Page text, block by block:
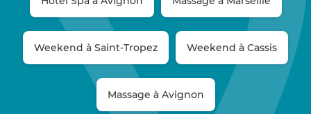
Weekend à Saint-Tropez Weekend à Cassis
Massage à Avignon